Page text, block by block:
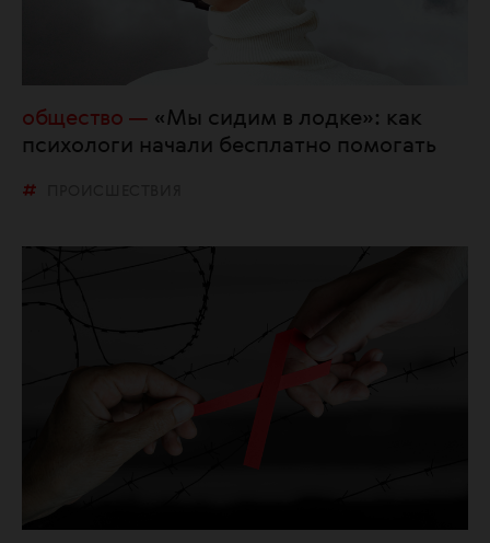
общество
«Мы сидим в лодке»: как
психологи начали бесплатно помогать